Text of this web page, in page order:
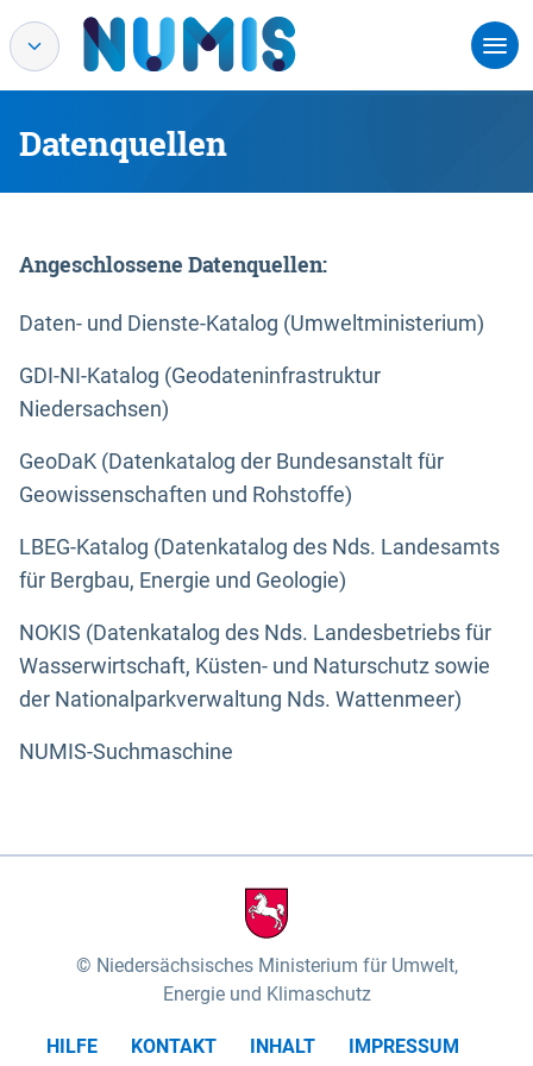
Datenquellen
Angeschlossene Datenquellen:
Daten- und Dienste-Katalog (Umweltministerium)
GDI-NI-Katalog (Geodateninfrastruktur
Niedersachsen)
GeoDaK (Datenkatalog der Bundesanstalt für
Geowissenschaften und Rohstoffe)
LBEG-Katalog (Datenkatalog des Nds. Landesamts
für Bergbau, Energie und Geologie)
NOKIS (Datenkatalog des Nds. Landesbetriebs für
Wasserwirtschaft, Küsten- und Naturschutz sowie
der Nationalparkverwaltung Nds. Wattenmeer)
NUMIS-Suchmaschine
Niedersächsisches Ministerium für Umwelt,
Energie und Klimaschutz
HILFE KONTAKT INHALT
IMPRESSUM